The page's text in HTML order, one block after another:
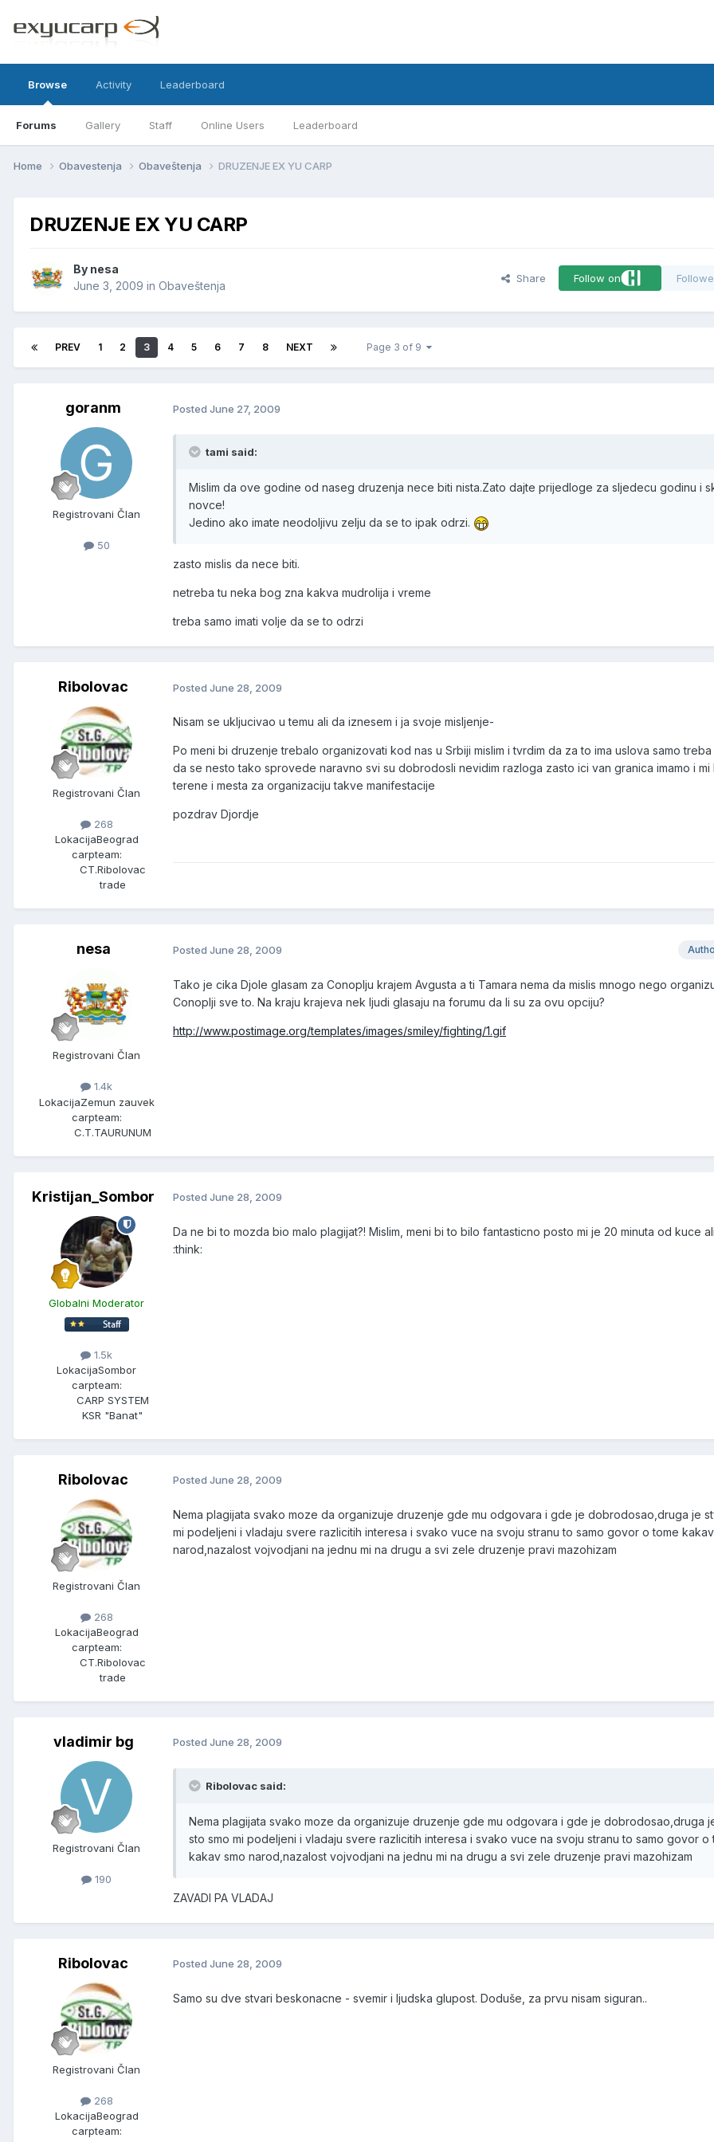
Browse
Forums Gallery Staff Online Users Leaderboard
Activity Leaderboard
Home Obavestenja Obaveštenja DRUZENJE EX YU CARP
DRUZENJE EX YU CARP
By nesa
June 3, 2009 in Obaveštenja
Share Follow on
PREV 1 2 3 4 5 6 7 8 NEXT Page 3 of 9
goranm
Registrovani Član
50
Posted June 27, 2009
tami said:
Mislim da ove godine od naseg druzenja nece biti nista.Zato dajte prijedloge za sljedecu godinu i
novce!
Jedino ako imate neodoljivu zelju da se to ipak odrzi.
zasto mislis da nece biti.
netreba tu neka bog zna kakva mudrolija i vreme
treba samo imati volje da se to odrzi
Ribolovac
Registrovani Član
268
LokacijaBeograd
carpteam:
CT.Ribolovac
trade
Posted June 28, 2009
Nisam se ukljucivao u temu ali da iznesem i ja svoje misljenje-
Po meni bi druzenje trebalo organizovati kod nas u Srbiji mislim i tvrdim da za to ima uslova samo
da se nesto tako sprovede naravno svi su dobrodosli nevidim razloga zasto ici van granica imamo i mi
terene i mesta za organizaciju takve manifestacije
pozdrav Djordje
nesa
Registrovani Član
1.4k
LokacijaZemun zauvek
carpteam:
C.T.TAURUNUM
Posted June 28, 2009
Tako je cika Djole glasam za Conoplju krajem Avgusta a ti Tamara nema da mislis mnogo nego
Conoplji sve to. Na kraju krajeva nek ljudi glasaju na forumu da li su za ovu opciju?
http://www.postimage.org/templates/images/smiley/fighting/1.gif
Kristijan_Sombor
Globalni Moderator
1.5k
LokacijaSombor
carpteam:
CARP SYSTEM
KSR "Banat"
Posted June 28, 2009
Da ne bi to mozda bio malo plagijat?! Mislim, meni bi to bilo fantasticno posto mi je 20 minuta od kuce
:think:
Ribolovac
Registrovani Član
268
LokacijaBeograd
carpteam:
CT.Ribolovac
trade
Posted June 28, 2009
Nema plagijata svako moze da organizuje druzenje gde mu odgovara i gde je dobrodosao,druga je
mi podeljeni i vladaju svere razlicitih interesa i svako vuce na svoju stranu to samo govor o tome
narod,nazalost vojvodjani na jednu mi na drugu a svi zele druzenje pravi mazohizam
vladimir bg
Registrovani Član
190
Posted June 28, 2009
Ribolovac said:
Nema plagijata svako moze da organizuje druzenje gde mu odgovara i gde je dobrodosao,druga
sto smo mi podeljeni i vladaju svere razlicitih interesa i svako vuce na svoju stranu to samo govor o
kakav smo narod,nazalost vojvodjani na jednu mi na drugu a svi zele druzenje pravi mazohizam
ZAVADI PA VLADAJ
Ribolovac
Registrovani Član
268
LokacijaBeograd
carpteam:
Posted June 28, 2009
Samo su dve stvari beskonacne - svemir i ljudska glupost. Doduše, za prvu nisam siguran..